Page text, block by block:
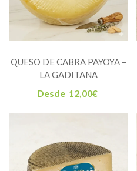
QUESO DE CABRA PAYOYA –
LA GADITANA
Desde 12,00€